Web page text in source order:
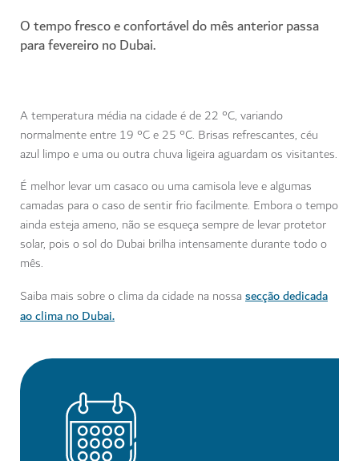
O tempo fresco e confortável do mês anterior passa
para fevereiro no Dubai.
A temperatura média na cidade é de 22 °C, variando
normalmente entre 19 °C e 25 °C. Brisas refrescantes, céu
azul limpo e uma ou outra chuva ligeira aguardam os visitantes.
É melhor levar um casaco ou uma camisola leve e algumas
camadas para o caso de sentir frio facilmente. Embora o tempo
ainda esteja ameno, não se esqueça sempre de levar protetor
solar, pois o sol do Dubai brilha intensamente durante todo o
mês.
Saiba mais sobre o clima da cidade na nossa secção dedicada
ao clima no Dubai.